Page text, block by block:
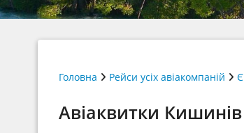
Головна Рейси усіх авіакомпаній
Авіаквитки